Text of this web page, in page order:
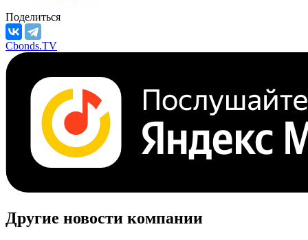
Поделиться
Cbonds.TV
Другие новости компании